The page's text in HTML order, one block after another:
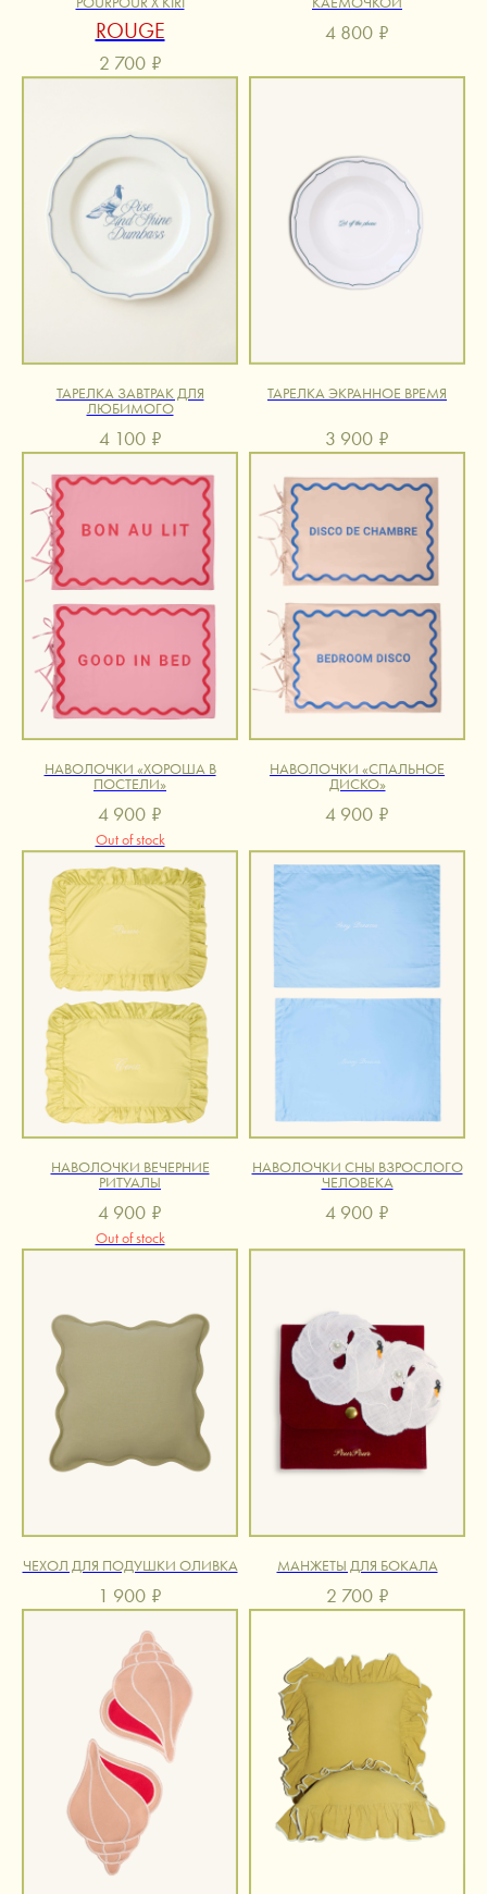
ROUGE
2 700 ₽
4 800 ₽
ТАРЕЛКА ЗАВТРАК ДЛЯ
ЛЮБИМОГО
4 100 ₽
ТАРЕЛКА ЭКРАННОЕ ВРЕМЯ
3 900 ₽
НАВОЛОЧКИ «ХОРОША В
ПОСТЕЛИ»
4 900 ₽
Out of stock
НАВОЛОЧКИ «СПАЛЬНОЕ
ДИСКО»
4 900 ₽
НАВОЛОЧКИ ВЕЧЕРНИЕ
РИТУАЛЫ
4 900 ₽
Out of stock
НАВОЛОЧКИ СНЫ ВЗРОСЛОГО
ЧЕЛОВЕКА
4 900 ₽
ЧЕХОЛ ДЛЯ ПОДУШКИ ОЛИВКА
1 900 ₽
МАНЖЕТЫ ДЛЯ БОКАЛА
2 700 ₽